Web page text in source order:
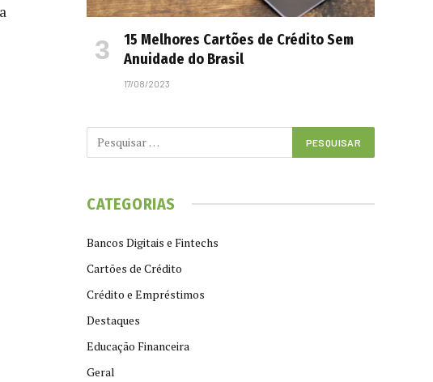
15 Melhores Cartões de Crédito Sem
Anuidade do Brasil
17/08/2023
CATEGORIAS
Bancos Digitais e Fintechs
Cartões de Crédito
Crédito e Empréstimos
Destaques
Educação Financeira
Geral